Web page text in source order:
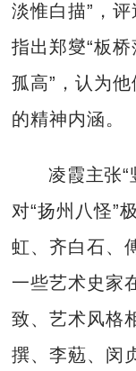
淡惟白描”，
指出郑燮“板
孤高”，认为
的精神内涵。
凌霞主张“
对“扬州八怪”
虹、齐白石、
一些艺术史家
致、艺术风格
撰、李葂、闵